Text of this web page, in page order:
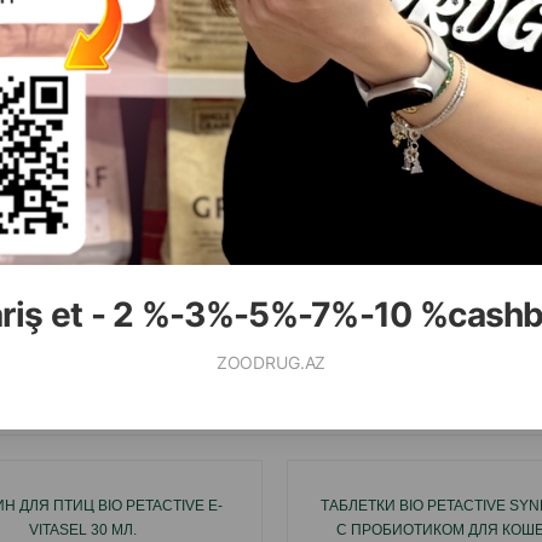
et - 2 %-3%-5%-7%-10
ZOODRUG.AZ
( Отзывы)
Цена
Купить
1 шт
6.00
КУПИТЬ
( Отзывы)
ДЛЯ ПТИЦ BIO PETACTIVE E-
VITASEL 30 МЛ.
ТАБЛЕТКИ BIO PETACTIVE
С ПРОБИОТИКОМ ДЛЯ